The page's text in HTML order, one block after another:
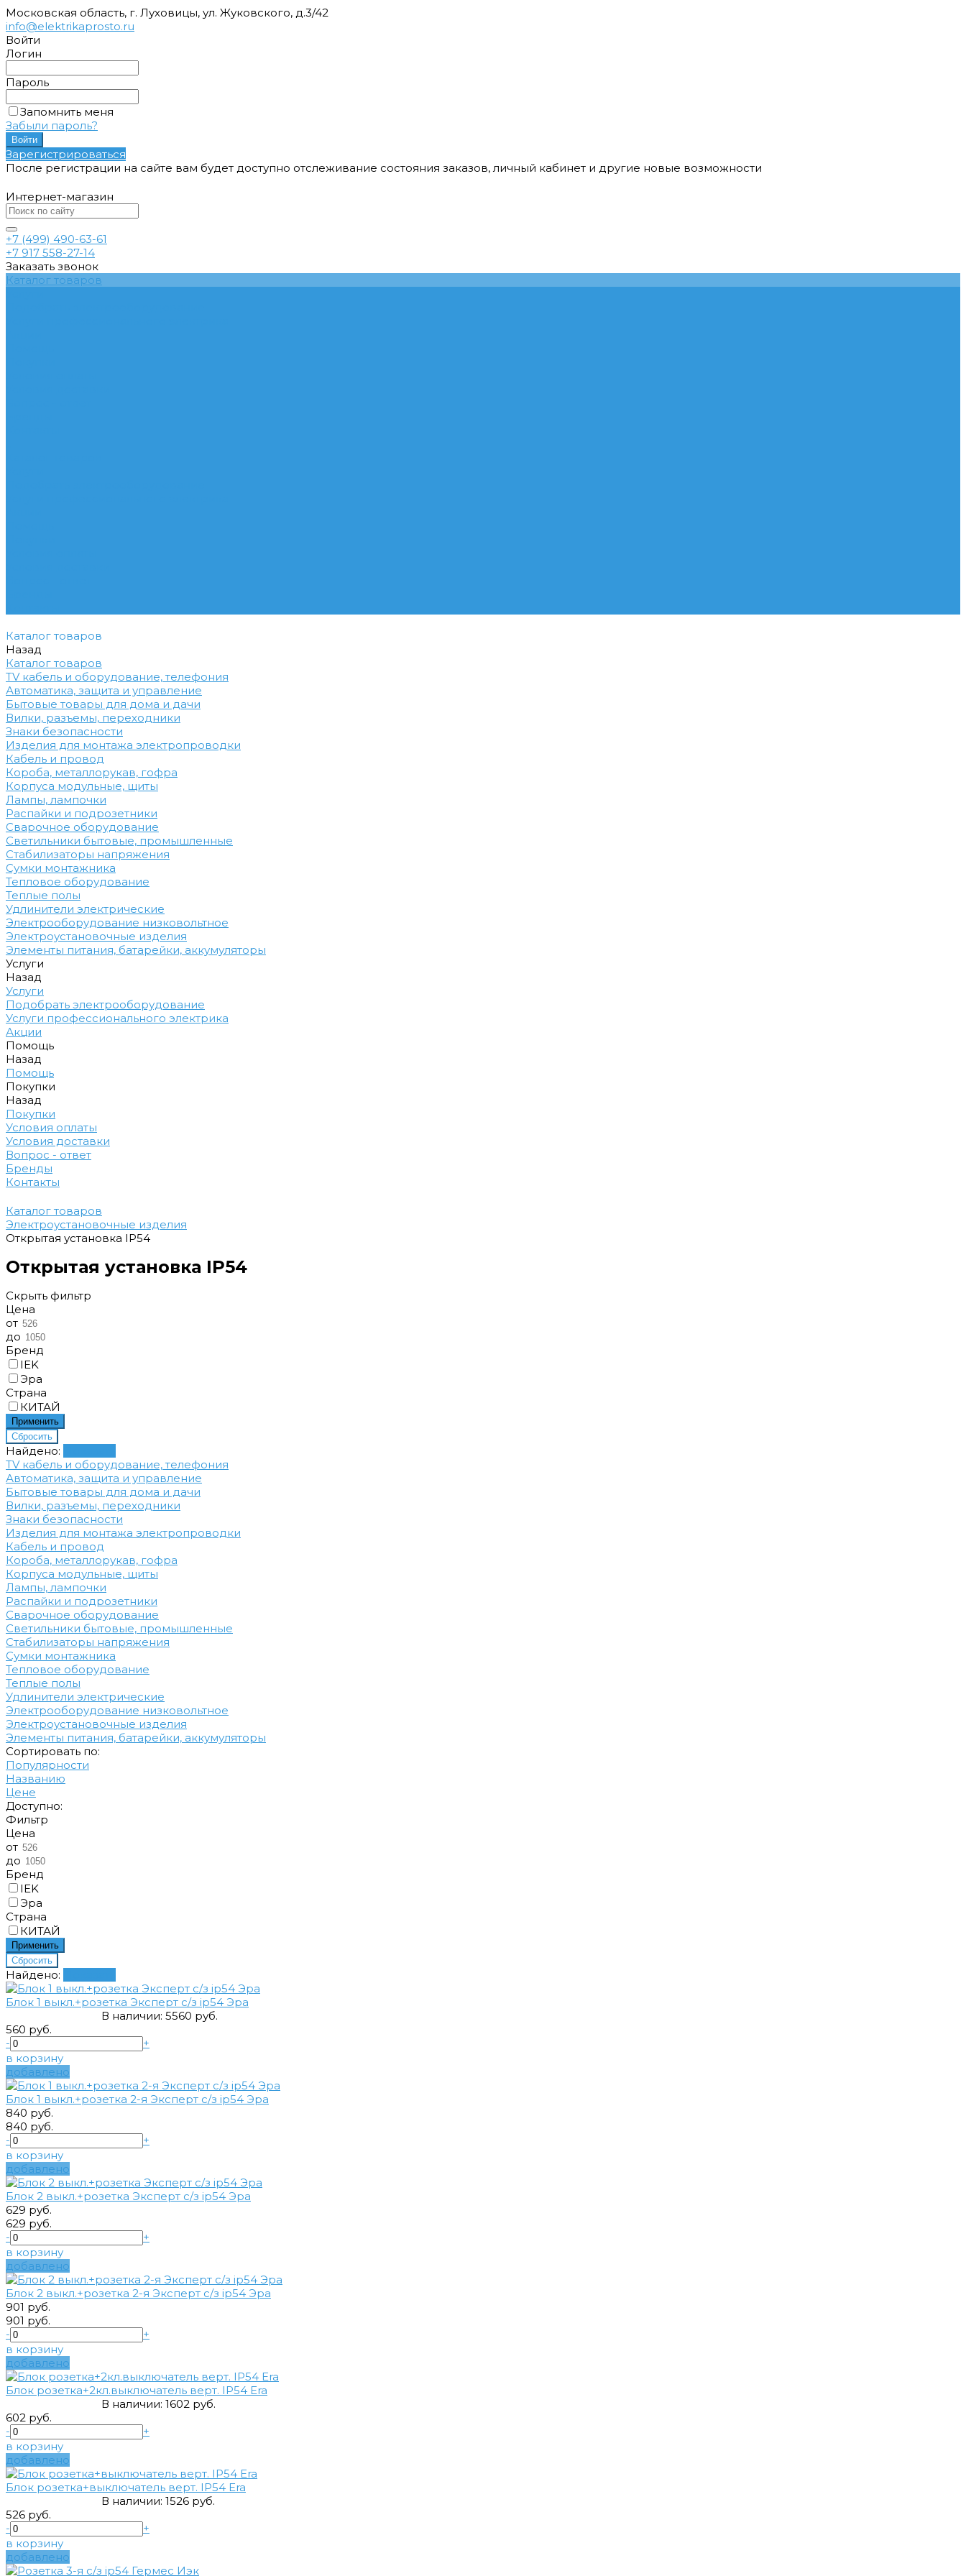
Московская область, г. Луховицы, ул. Жуковского, д.3/42
info@elektrikaprosto.ru
Войти
Логин
Пароль
Запомнить меня
Забыли пароль?
Зарегистрироваться
После регистрации на сайте вам будет доступно отслеживание состояния заказов, личный кабинет и другие новые возможности
Интернет-магазин
+7 (499) 490-63-61
+7 917 558-27-14
Заказать звонок
Каталог товаров
Каталог товаров
Назад
Каталог товаров
TV кабель и оборудование, телефония
Автоматика, защита и управление
Бытовые товары для дома и дачи
Вилки, разъемы, переходники
Знаки безопасности
Изделия для монтажа электропроводки
Кабель и провод
Короба, металлорукав, гофра
Корпуса модульные, щиты
Лампы, лампочки
Распайки и подрозетники
Сварочное оборудование
Светильники бытовые, промышленные
Стабилизаторы напряжения
Сумки монтажника
Тепловое оборудование
Теплые полы
Удлинители электрические
Электрооборудование низковольтное
Электроустановочные изделия
Элементы питания, батарейки, аккумуляторы
Услуги
Назад
Услуги
Подобрать электрооборудование
Услуги профессионального электрика
Акции
Помощь
Назад
Помощь
Покупки
Назад
Покупки
Условия оплаты
Условия доставки
Вопрос - ответ
Бренды
Контакты
Каталог товаров
Электроустановочные изделия
Открытая установка IP54
Открытая установка IP54
Скрыть фильтр
Цена
от
до
Бренд
IEK
Эра
Cтрана
КИТАЙ
Найдено:
TV кабель и оборудование, телефония
Автоматика, защита и управление
Бытовые товары для дома и дачи
Вилки, разъемы, переходники
Знаки безопасности
Изделия для монтажа электропроводки
Кабель и провод
Короба, металлорукав, гофра
Корпуса модульные, щиты
Лампы, лампочки
Распайки и подрозетники
Сварочное оборудование
Светильники бытовые, промышленные
Стабилизаторы напряжения
Сумки монтажника
Тепловое оборудование
Теплые полы
Удлинители электрические
Электрооборудование низковольтное
Электроустановочные изделия
Элементы питания, батарейки, аккумуляторы
Cортировать по:
Популярности
Названию
Цене
Доступно:
Фильтр
Цена
от
до
Бренд
IEK
Эра
Cтрана
КИТАЙ
Найдено:
Блок 1 выкл.+розетка Эксперт с/з ip54 Эра
В наличии: 5560 руб.
560 руб.
-
+
в корзину
добавлено
Блок 1 выкл.+розетка 2-я Эксперт с/з ip54 Эра
840 руб.
840 руб.
-
+
в корзину
добавлено
Блок 2 выкл.+розетка Эксперт с/з ip54 Эра
629 руб.
629 руб.
-
+
в корзину
добавлено
Блок 2 выкл.+розетка 2-я Эксперт с/з ip54 Эра
901 руб.
901 руб.
-
+
в корзину
добавлено
Блок розетка+2кл.выключатель верт. IP54 Era
В наличии: 1602 руб.
602 руб.
-
+
в корзину
добавлено
Блок розетка+выключатель верт. IP54 Era
В наличии: 1526 руб.
526 руб.
-
+
в корзину
добавлено